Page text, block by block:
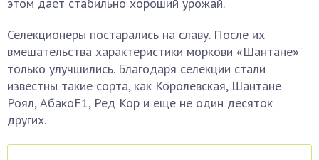
Селекционеры постарались на славу. После их
вмешательства характеристики моркови «Шантане»
только улучшились. Благодаря селекции стали
известны такие сорта, как Королевская, Шантане
Роял, АбакоF1, Ред Кор и еще не один десяток
других.